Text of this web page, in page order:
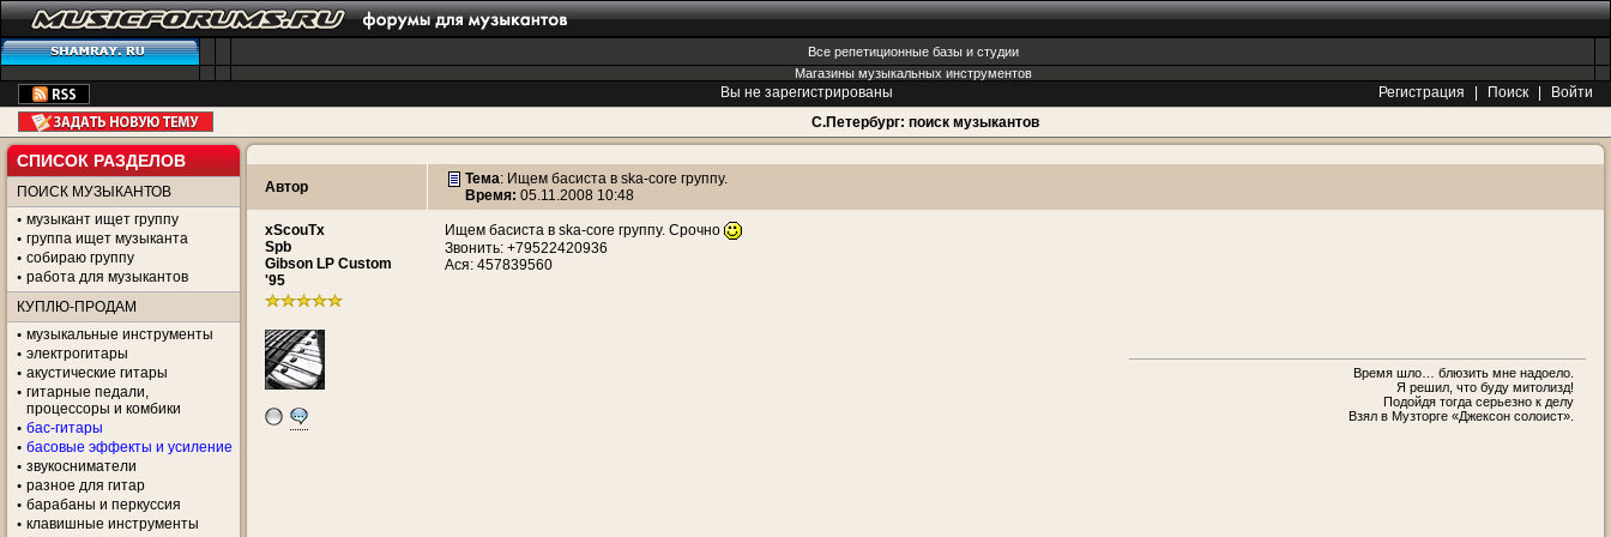
Все репетиционные базы и студии
Магазины музыкальных инструментов
Вы не зарегистрированы Регистрация Поиск
Войти
С.Петербург: поиск музыкантов
СПИСОК РАЗДЕЛОВ
ПОИСК МУЗЫКАНТОВ
музыкант ищет группу
группа ищет музыканта
собираю группу
работа для музыкантов
КУПЛЮ-ПРОДАМ
музыкальные инструменты
электрогитары
акустические гитары
гитарные педали,
процессоры и комбики
бас-гитары
басовые эффекты и усиление
звукосниматели
разное для гитар
барабаны и перкуссия
клавишные инструменты
Автор Тема: Ищем басиста в ska-core группу.
Время: 05.11.2008 10:48
xScouTx
Spb
Gibson LP Custom
'95
Ищем басиста в ska-core группу. Срочно
Звонить: +79522420936
Ася: 457839560
Время шло… блюзить мне надоело.
Я решил, что буду митолизд!
Подойдя тогда серьезно к делу
Взял в Музторге «Джексон солоист».